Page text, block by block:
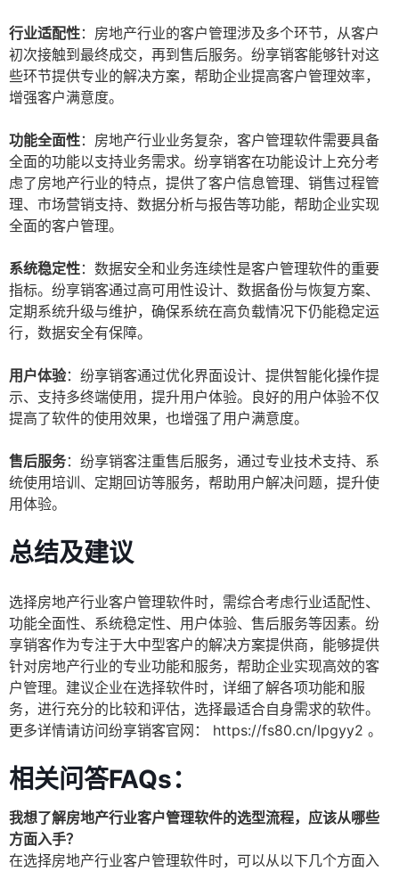
行业适配性：房地产行业的客户管理涉及多个环节，从客户
初次接触到最终成交，再到售后服务。纷享销客能够针对这
些环节提供专业的解决方案，帮助企业提高客户管理效率，
增强客户满意度。
功能全面性：房地产行业业务复杂，客户管理软件需要具备
全面的功能以支持业务需求。纷享销客在功能设计上充分考
虑了房地产行业的特点，提供了客户信息管理、销售过程管
理、市场营销支持、数据分析与报告等功能，帮助企业实现
全面的客户管理。
系统稳定性：数据安全和业务连续性是客户管理软件的重要
指标。纷享销客通过高可用性设计、数据备份与恢复方案、
定期系统升级与维护，确保系统在高负载情况下仍能稳定运
行，数据安全有保障。
用户体验：纷享销客通过优化界面设计、提供智能化操作提
示、支持多终端使用，提升用户体验。良好的用户体验不仅
提高了软件的使用效果，也增强了用户满意度。
售后服务：纷享销客注重售后服务，通过专业技术支持、系
统使用培训、定期回访等服务，帮助用户解决问题，提升使
用体验。
总结及建议
选择房地产行业客户管理软件时，需综合考虑行业适配性、
功能全面性、系统稳定性、用户体验、售后服务等因素。纷
享销客作为专注于大中型客户的解决方案提供商，能够提供
针对房地产行业的专业功能和服务，帮助企业实现高效的客
户管理。建议企业在选择软件时，详细了解各项功能和服
务，进行充分的比较和评估，选择最适合自身需求的软件。
更多详情请访问纷享销客官网：
https://fs80.cn/lpgyy2 。
相关问答FAQs：
我想了解房地产行业客户管理软件的选型流程，应该从哪些
方面入手？
在选择房地产行业客户管理软件时，可以从以下几个方面入